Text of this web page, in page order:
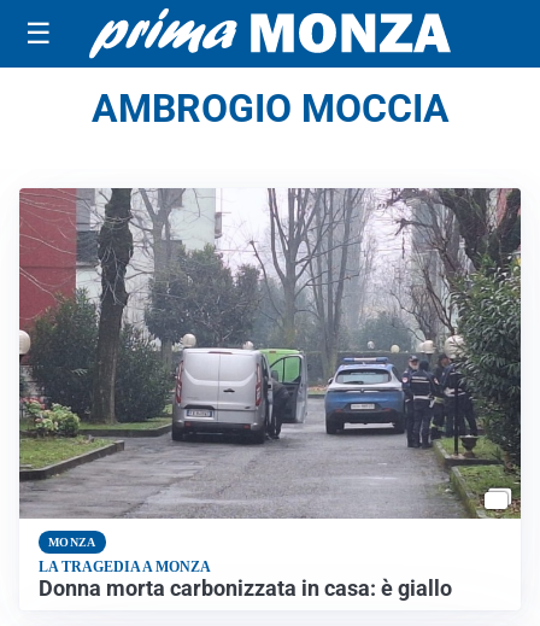
☰
AMBROGIO MOCCIA
MONZA
LA TRAGEDIA A MONZA
Donna morta carbonizzata in casa: è giallo